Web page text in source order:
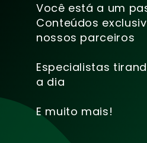
Você está a um
Conteúdos
nossos parceiros
Especialistas
a dia
E muito mais!